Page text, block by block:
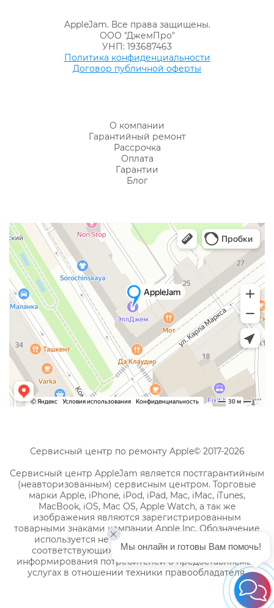
AppleJam. Все права защищены.
ООО "ДжемПро"
УНП: 193687463
Политика конфиденциальности
Договор публичной оферты
О компании
Гарантийный ремонт
Рассрочка
Оплата
Гарантии
Блог
Сервисный центр по ремонту Apple© 2017-2026
Сервисный центр AppleJam является постгарантийным
(неавторизованным) сервисным центром. Торговые
марки Apple, iPhone, iPod, iPad, Mac, iMac, iTunes,
MacBook, iOS, Mac OS, Apple Watch, а так же
изображения являются зарегистрированным
товарными знаками компании Apple Inc. Обозначение
используется не с целью индивидуализации
соответствующих услуг по ремонту, а с целью
информирования потребителей о предоставляемых
услугах в отношении техники правообладателя.
Мы онлайн и готовы Вам помочь!